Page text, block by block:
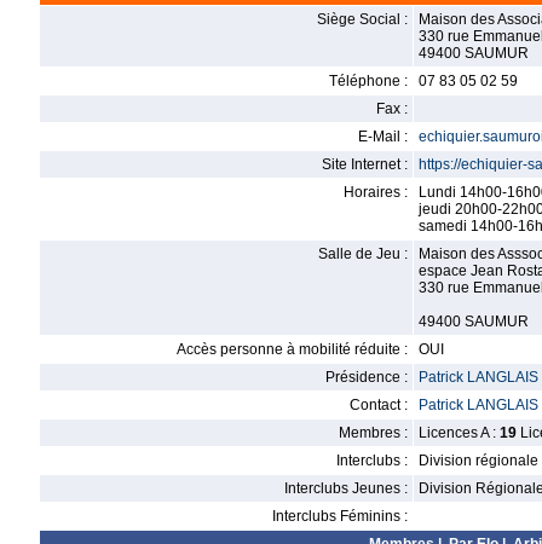
Siège Social :
Maison des
330 rue
49400 SAUMUR
Téléphone :
07 83 05 02 59
Fax :
E-Mail :
Site Internet :
https://echiquier-
Horaires :
Lundi 14h00-
jeudi 20h00-
samedi 14h00-
Salle de Jeu :
Maison des
espace Jean
330 rue
49400 SAUMUR
Accès personne à mobilité réduite :
OUI
Présidence :
Patrick LANGLAIS
Contact :
Patrick LANGLAIS
Membres :
Licences A : 19
Interclubs :
Division régionale
Interclubs Jeunes :
Division
Interclubs Féminins :